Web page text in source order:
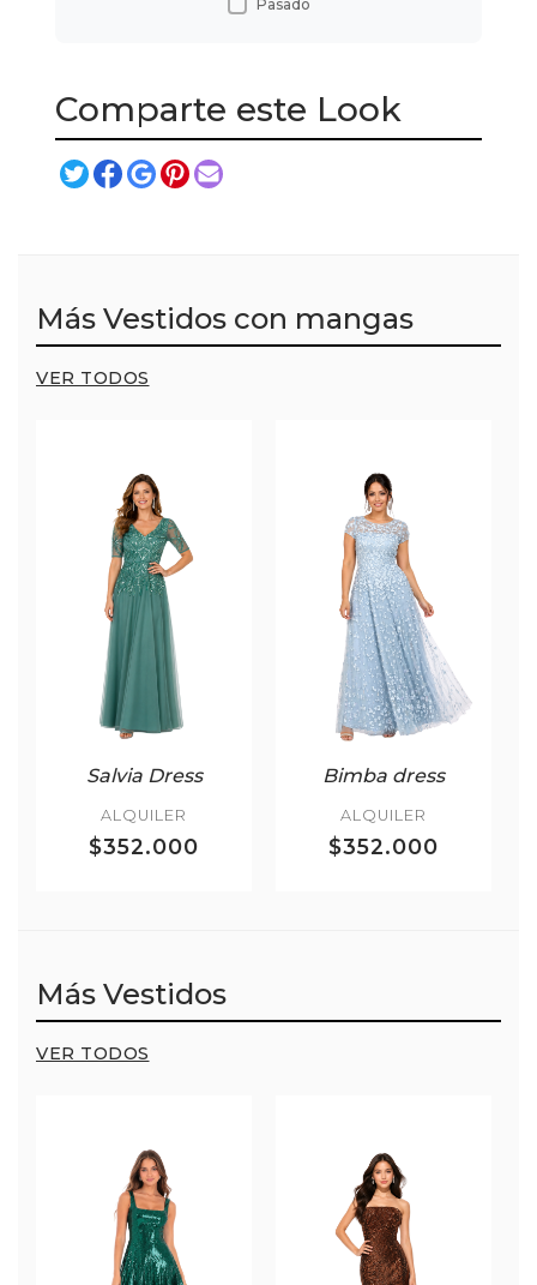
Pasado
Comparte este Look
Más Vestidos con mangas
VER TODOS
Salvia Dress
ALQUILER
$352.000
Bimba dress
ALQUILER
$352.000
Más Vestidos
VER TODOS